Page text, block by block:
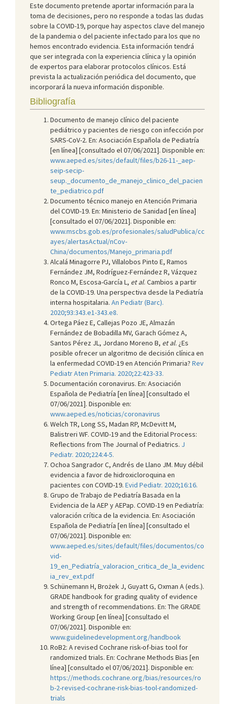
Este documento pretende aportar información para la
toma de decisiones, pero no responde a todas las dudas
sobre la COVID-19, porque hay aspectos clave del manejo
de la pandemia o del paciente infectado para los que no
hemos encontrado evidencia. Esta información tendrá
que ser integrada con la experiencia clínica y la opinión
de expertos para elaborar protocolos clínicos. Está
prevista la actualización periódica del documento, que
incorporará la nueva información disponible.
Bibliografía
Documento de manejo clínico del paciente
pediátrico y pacientes de riesgo con infección por
SARS-CoV-2. En: Asociación Española de Pediatría
[en línea] [consultado el 07/06/2021]. Disponible en:
www.aeped.es/sites/default/files/b26-11-_aep-
seip-secip-
seup._documento_de_manejo_clinico_del_pacien
te_pediatrico.pdf
Documento técnico manejo en Atención Primaria
del COVID-19. En: Ministerio de Sanidad [en línea]
[consultado el 07/06/2021]. Disponible en:
www.mscbs.gob.es/profesionales/saludPublica/cc
ayes/alertasActual/nCov-
China/documentos/Manejo_primaria.pdf
Alcalá Minagorre PJ, Villalobos Pinto E, Ramos
Fernández JM, Rodríguez-Fernández R, Vázquez
Ronco M, Escosa-García L, et al. Cambios a partir
de la COVID-19. Una perspectiva desde la Pediatría
interna hospitalaria. An Pediatr (Barc).
2020;93:343.e1-343.e8.
Ortega Páez E, Callejas Pozo JE, Almazán
Fernández de Bobadilla MV, Garach Gómez A,
Santos Pérez JL, Jordano Moreno B, et al. ¿Es
posible ofrecer un algoritmo de decisión clínica en
la enfermedad COVID-19 en Atención Primaria? Rev
Pediatr Aten Primaria. 2020;22:423-33.
Documentación coronavirus. En: Asociación
Española de Pediatría [en línea] [consultado el
07/06/2021]. Disponible en:
www.aeped.es/noticias/coronavirus
Welch TR, Long SS, Madan RP, McDevitt M,
Balistreri WF. COVID-19 and the Editorial Process:
Reflections from The Journal of Pediatrics. J
Pediatr. 2020;224:4-5.
Ochoa Sangrador C, Andrés de Llano JM. Muy débil
evidencia a favor de hidroxicloroquina en
pacientes con COVID-19. Evid Pediatr. 2020;16:16.
Grupo de Trabajo de Pediatría Basada en la
Evidencia de la AEP y AEPap. COVID-19 en Pediatría:
valoración crítica de la evidencia. En: Asociación
Española de Pediatría [en línea] [consultado el
07/06/2021]. Disponible en:
www.aeped.es/sites/default/files/documentos/co
vid-
19_en_Pediatría_valoracion_critica_de_la_evidenc
ia_rev_ext.pdf
Schünemann H, Brożek J, Guyatt G, Oxman A (eds.).
GRADE handbook for grading quality of evidence
and strength of recommendations. En: The GRADE
Working Group [en línea] [consultado el
07/06/2021]. Disponible en:
www.guidelinedevelopment.org/handbook
RoB2: A revised Cochrane risk-of-bias tool for
randomized trials. En: Cochrane Methods Bias [en
línea] [consultado el 07/06/2021]. Disponible en:
https://methods.cochrane.org/bias/resources/ro
b-2-revised-cochrane-risk-bias-tool-randomized-
trials